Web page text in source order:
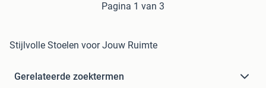
Pagina 1 van 3
Stijlvolle Stoelen voor Jouw Ruimte
Gerelateerde zoektermen